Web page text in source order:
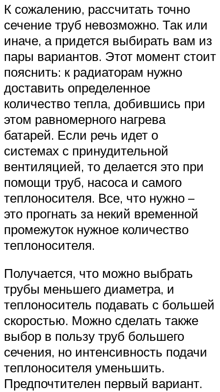
К сожалению, рассчитать точно
сечение труб невозможно. Так или
иначе, а придется выбирать вам из
пары вариантов. Этот момент стоит
пояснить: к радиаторам нужно
доставить определенное
количество тепла, добившись при
этом равномерного нагрева
батарей. Если речь идет о
системах с принудительной
вентиляцией, то делается это при
помощи труб, насоса и самого
теплоносителя. Все, что нужно –
это прогнать за некий временной
промежуток нужное количество
теплоносителя.
Получается, что можно выбрать
трубы меньшего диаметра, и
теплоноситель подавать с большей
скоростью. Можно сделать также
выбор в пользу труб большего
сечения, но интенсивность подачи
теплоносителя уменьшить.
Предпочтителен первый вариант.